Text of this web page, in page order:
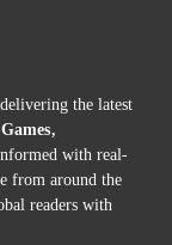
the latest
with real-
from around the
readers with